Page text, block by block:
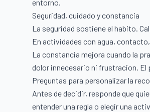
entorno.
Seguridad, cuidado y constancia
La seguridad sostiene el habito.
En actividades con agua,
La constancia mejora cuando la
dolor innecesario ni frustracion. El
Preguntas para personalizar la
Antes de decidir, responde que
entender una regla o elegir una